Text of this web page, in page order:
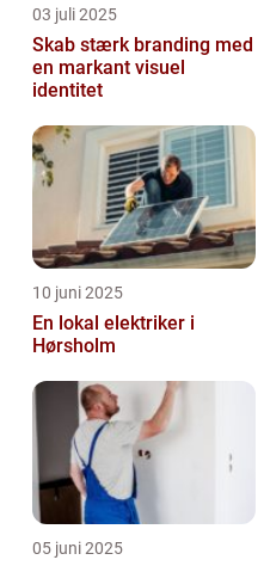
03 juli 2025
Skab stærk branding med
en markant visuel
identitet
10 juni 2025
En lokal elektriker i
Hørsholm
05 juni 2025